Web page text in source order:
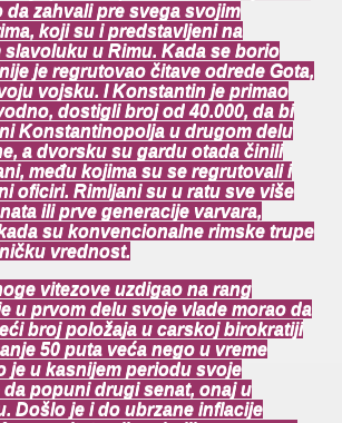
da zahvali pre svega svojim
koji su i predstavljeni na
u Rimu. Kada se borio
je regrutovao čitave odrede Gota,
vojsku. I Konstantin je primao
dostigli broj od 40.000, da bi
Konstantinopolja u drugom delu
a dvorsku su gardu otada činili
među kojima su se regrutovali i
oficiri. Rimljani su u ratu sve više
ili prve generacije varvara,
su konvencionalne rimske trupe
vrednost.
vitezove uzdigao na rang
u prvom delu svoje vlade morao da
broj položaja u carskoj birokratiji
50 puta veća nego u vreme
je u kasnijem periodu svoje
popuni drugi senat, onaj u
Došlo je i do ubrzane inflacije